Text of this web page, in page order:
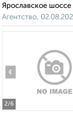
Ярославское шоссе
Агентство,
2/6
‹